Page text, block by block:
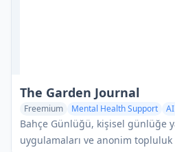
The Garden Journal
Freemium Mental Health Support
Bahçe Günlüğü, kişisel günlüğe
uygulamaları ve anonim